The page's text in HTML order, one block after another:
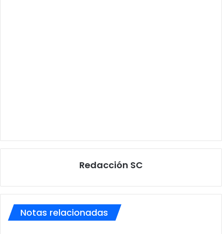
Redacción SC
Notas relacionadas